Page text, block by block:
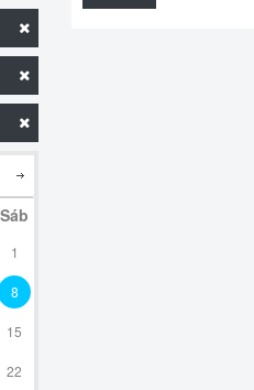
Sáb
1
8
15
22